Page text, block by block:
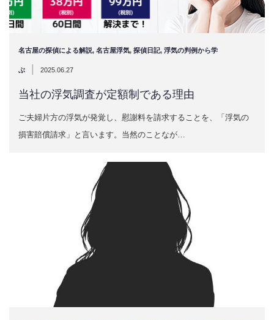
名古屋の探偵による解説, 名古屋浮気, 探偵日記, 浮気の判例から学
ぶ | 2025.06.27
当社の浮気調査が定額制である理由
ご夫婦片方の浮気が発覚し、慰謝料を請求することを、「浮気の
損害賠償請求」と言います。当然のことなが…